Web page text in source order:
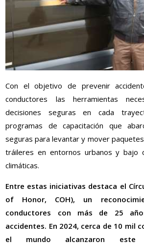
Con el objetivo de prevenir
conductores las herramientas
decisiones seguras en cada
programas de capacitación que
seguras para levantar y mover
tráileres en entornos urbanos y bajo
climáticas.
Entre estas iniciativas destaca el
of Honor, COH), un
conductores con más de 25
accidentes. En 2024, cerca de 10 mil
el mundo alcanzaron este